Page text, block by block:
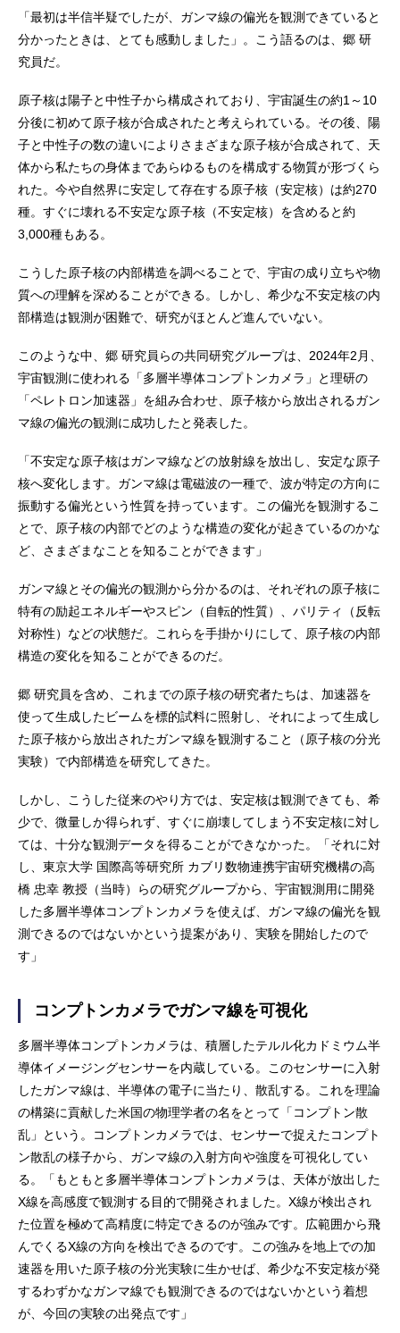
「最初は半信半疑でしたが、ガンマ線の偏光を観測できていると
分かったときは、とても感動しました」。こう語るのは、郷 研
究員だ。
原子核は陽子と中性子から構成されており、宇宙誕生の約1～10
分後に初めて原子核が合成されたと考えられている。その後、陽
子と中性子の数の違いによりさまざまな原子核が合成されて、天
体から私たちの身体まであらゆるものを構成する物質が形づくら
れた。今や自然界に安定して存在する原子核（安定核）は約270
種。すぐに壊れる不安定な原子核（不安定核）を含めると約
3,000種もある。
こうした原子核の内部構造を調べることで、宇宙の成り立ちや物
質への理解を深めることができる。しかし、希少な不安定核の内
部構造は観測が困難で、研究がほとんど進んでいない。
このような中、郷 研究員らの共同研究グループは、2024年2月、
宇宙観測に使われる「多層半導体コンプトンカメラ」と理研の
「ペレトロン加速器」を組み合わせ、原子核から放出されるガン
マ線の偏光の観測に成功したと発表した。
「不安定な原子核はガンマ線などの放射線を放出し、安定な原子
核へ変化します。ガンマ線は電磁波の一種で、波が特定の方向に
振動する偏光という性質を持っています。この偏光を観測するこ
とで、原子核の内部でどのような構造の変化が起きているのかな
ど、さまざまなことを知ることができます」
ガンマ線とその偏光の観測から分かるのは、それぞれの原子核に
特有の励起エネルギーやスピン（自転的性質）、パリティ（反転
対称性）などの状態だ。これらを手掛かりにして、原子核の内部
構造の変化を知ることができるのだ。
郷 研究員を含め、これまでの原子核の研究者たちは、加速器を
使って生成したビームを標的試料に照射し、それによって生成し
た原子核から放出されたガンマ線を観測すること（原子核の分光
実験）で内部構造を研究してきた。
しかし、こうした従来のやり方では、安定核は観測できても、希
少で、微量しか得られず、すぐに崩壊してしまう不安定核に対し
ては、十分な観測データを得ることができなかった。「それに対
し、東京大学 国際高等研究所 カブリ数物連携宇宙研究機構の高
橋 忠幸 教授（当時）らの研究グループから、宇宙観測用に開発
した多層半導体コンプトンカメラを使えば、ガンマ線の偏光を観
測できるのではないかという提案があり、実験を開始したので
す」
コンプトンカメラでガンマ線を可視化
多層半導体コンプトンカメラは、積層したテルル化カドミウム半
導体イメージングセンサーを内蔵している。このセンサーに入射
したガンマ線は、半導体の電子に当たり、散乱する。これを理論
の構築に貢献した米国の物理学者の名をとって「コンプトン散
乱」という。コンプトンカメラでは、センサーで捉えたコンプト
ン散乱の様子から、ガンマ線の入射方向や強度を可視化してい
る。「もともと多層半導体コンプトンカメラは、天体が放出した
X線を高感度で観測する目的で開発されました。X線が検出され
た位置を極めて高精度に特定できるのが強みです。広範囲から飛
んでくるX線の方向を検出できるのです。この強みを地上での加
速器を用いた原子核の分光実験に生かせば、希少な不安定核が発
するわずかなガンマ線でも観測できるのではないかという着想
が、今回の実験の出発点です」